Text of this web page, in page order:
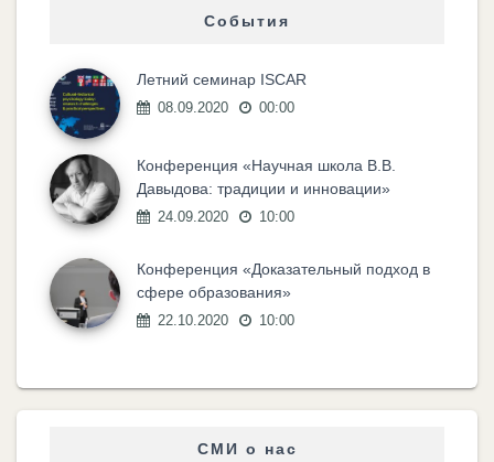
События
Летний семинар ISCAR
08.09.2020 00:00
Конференция «Научная школа В.В.
Давыдова: традиции и инновации»
24.09.2020 10:00
Конференция «Доказательный подход в
сфере образования»
22.10.2020 10:00
СМИ о нас